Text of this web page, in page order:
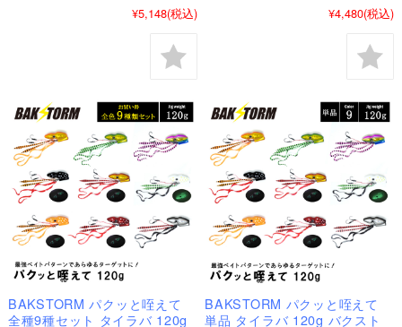
¥5,148(税込) ¥4,480(税込)
BAKSTORM パクッと咥えて
全種9種セット タイラバ 120g
BAKSTORM パクッと咥えて
単品 タイラバ 120g バクスト